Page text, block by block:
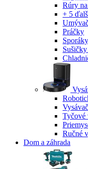
Rúry
+ 5
Práčky
Sporáky
Tyčové
Ručné
Dom a záhrada